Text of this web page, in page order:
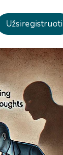
Užsiregistruoti